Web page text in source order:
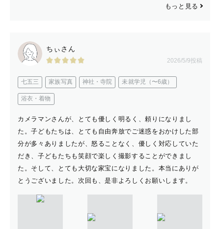
もっと見る
ちぃさん
2026/5/9投稿
七五三 家族写真 神社・寺院 未就学児（〜6歳）
浴衣・着物
カメラマンさんが、とても優しく明るく、頼りになりまし
た。子どもたちは、とても自由奔放でご迷惑をおかけした部
分が多々ありましたが、怒ることなく、優しく対応していた
だき、子どもたちも笑顔で楽しく撮影することができまし
た。そして、とても大切な家宝になりました。本当にありが
とうございました。次回も、是非よろしくお願いします。